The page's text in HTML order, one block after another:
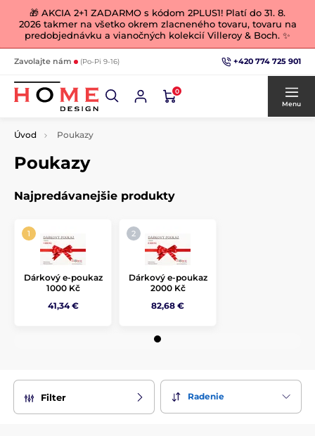
🎁 AKCIA 2+1 ZADARMO s kódom 2PLUS1! Platí do 31. 8.
2026 takmer na všetko okrem zlacneného tovaru, tovaru na
predobjednávku a vianočných kolekcií Villeroy & Boch. ✨
Zavolajte nám (Po-Pi 9-16) +420 774 725 901
0
Menu
Úvod Poukazy
Poukazy
Najpredávanejšie produkty
Dárkový e-poukaz
1000 Kč
41,34 €
Dárkový e-poukaz
2000 Kč
82,68 €
Filter Radenie